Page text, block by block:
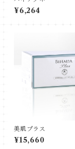
¥6,264
美肌プラス
¥15,660